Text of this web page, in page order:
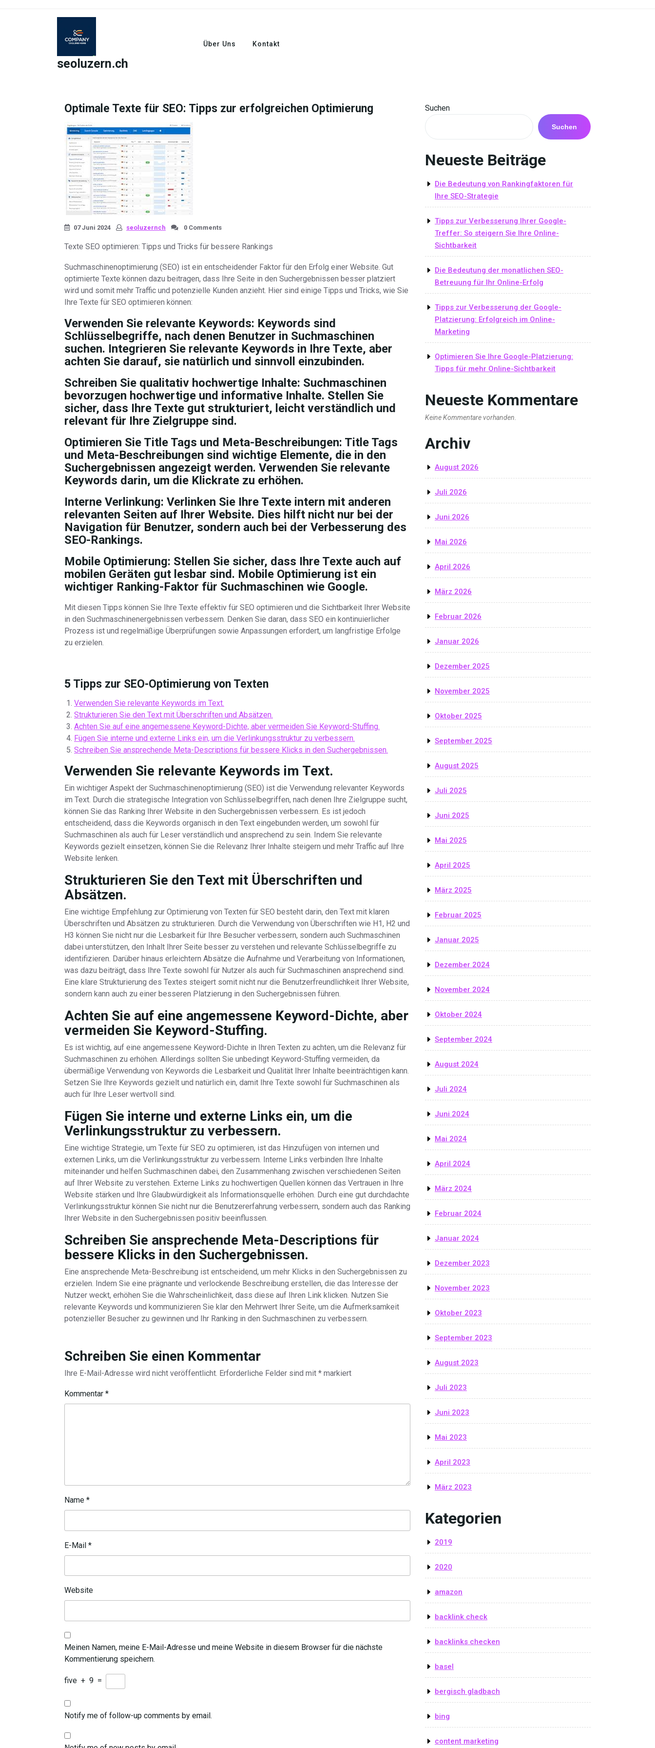
seoluzern.ch
Über Uns Kontakt
Optimale Texte für SEO: Tipps zur erfolgreichen Optimierung
07 Juni 2024 seoluzernch 0 Comments
Texte SEO optimieren: Tipps und Tricks für bessere Rankings
Suchmaschinenoptimierung (SEO) ist ein entscheidender Faktor für den Erfolg einer Website. Gut
optimierte Texte können dazu beitragen, dass Ihre Seite in den Suchergebnissen besser platziert
wird und somit mehr Traffic und potenzielle Kunden anzieht. Hier sind einige Tipps und Tricks, wie Sie
Ihre Texte für SEO optimieren können:
Verwenden Sie relevante Keywords: Keywords sind
Schlüsselbegriffe, nach denen Benutzer in Suchmaschinen
suchen. Integrieren Sie relevante Keywords in Ihre Texte, aber
achten Sie darauf, sie natürlich und sinnvoll einzubinden.
Schreiben Sie qualitativ hochwertige Inhalte: Suchmaschinen
bevorzugen hochwertige und informative Inhalte. Stellen Sie
sicher, dass Ihre Texte gut strukturiert, leicht verständlich und
relevant für Ihre Zielgruppe sind.
Optimieren Sie Title Tags und Meta-Beschreibungen: Title Tags
und Meta-Beschreibungen sind wichtige Elemente, die in den
Suchergebnissen angezeigt werden. Verwenden Sie relevante
Keywords darin, um die Klickrate zu erhöhen.
Interne Verlinkung: Verlinken Sie Ihre Texte intern mit anderen
relevanten Seiten auf Ihrer Website. Dies hilft nicht nur bei der
Navigation für Benutzer, sondern auch bei der Verbesserung des
SEO-Rankings.
Mobile Optimierung: Stellen Sie sicher, dass Ihre Texte auch auf
mobilen Geräten gut lesbar sind. Mobile Optimierung ist ein
wichtiger Ranking-Faktor für Suchmaschinen wie Google.
Mit diesen Tipps können Sie Ihre Texte effektiv für SEO optimieren und die Sichtbarkeit Ihrer Website
in den Suchmaschinenergebnissen verbessern. Denken Sie daran, dass SEO ein kontinuierlicher
Prozess ist und regelmäßige Überprüfungen sowie Anpassungen erfordert, um langfristige Erfolge
zu erzielen.
5 Tipps zur SEO-Optimierung von Texten
Verwenden Sie relevante Keywords im Text.
Strukturieren Sie den Text mit Überschriften und Absätzen.
Achten Sie auf eine angemessene Keyword-Dichte, aber vermeiden Sie Keyword-Stuffing.
Fügen Sie interne und externe Links ein, um die Verlinkungsstruktur zu verbessern.
Schreiben Sie ansprechende Meta-Descriptions für bessere Klicks in den Suchergebnissen.
Verwenden Sie relevante Keywords im Text.
Ein wichtiger Aspekt der Suchmaschinenoptimierung (SEO) ist die Verwendung relevanter Keywords
im Text. Durch die strategische Integration von Schlüsselbegriffen, nach denen Ihre Zielgruppe sucht,
können Sie das Ranking Ihrer Website in den Suchergebnissen verbessern. Es ist jedoch
entscheidend, dass die Keywords organisch in den Text eingebunden werden, um sowohl für
Suchmaschinen als auch für Leser verständlich und ansprechend zu sein. Indem Sie relevante
Keywords gezielt einsetzen, können Sie die Relevanz Ihrer Inhalte steigern und mehr Traffic auf Ihre
Website lenken.
Strukturieren Sie den Text mit Überschriften und
Absätzen.
Eine wichtige Empfehlung zur Optimierung von Texten für SEO besteht darin, den Text mit klaren
Überschriften und Absätzen zu strukturieren. Durch die Verwendung von Überschriften wie H1, H2 und
H3 können Sie nicht nur die Lesbarkeit für Ihre Besucher verbessern, sondern auch Suchmaschinen
dabei unterstützen, den Inhalt Ihrer Seite besser zu verstehen und relevante Schlüsselbegriffe zu
identifizieren. Darüber hinaus erleichtern Absätze die Aufnahme und Verarbeitung von Informationen,
was dazu beiträgt, dass Ihre Texte sowohl für Nutzer als auch für Suchmaschinen ansprechend sind.
Eine klare Strukturierung des Textes steigert somit nicht nur die Benutzerfreundlichkeit Ihrer Website,
sondern kann auch zu einer besseren Platzierung in den Suchergebnissen führen.
Achten Sie auf eine angemessene Keyword-Dichte, aber
vermeiden Sie Keyword-Stuffing.
Es ist wichtig, auf eine angemessene Keyword-Dichte in Ihren Texten zu achten, um die Relevanz für
Suchmaschinen zu erhöhen. Allerdings sollten Sie unbedingt Keyword-Stuffing vermeiden, da
übermäßige Verwendung von Keywords die Lesbarkeit und Qualität Ihrer Inhalte beeinträchtigen kann.
Setzen Sie Ihre Keywords gezielt und natürlich ein, damit Ihre Texte sowohl für Suchmaschinen als
auch für Ihre Leser wertvoll sind.
Fügen Sie interne und externe Links ein, um die
Verlinkungsstruktur zu verbessern.
Eine wichtige Strategie, um Texte für SEO zu optimieren, ist das Hinzufügen von internen und
externen Links, um die Verlinkungsstruktur zu verbessern. Interne Links verbinden Ihre Inhalte
miteinander und helfen Suchmaschinen dabei, den Zusammenhang zwischen verschiedenen Seiten
auf Ihrer Website zu verstehen. Externe Links zu hochwertigen Quellen können das Vertrauen in Ihre
Website stärken und Ihre Glaubwürdigkeit als Informationsquelle erhöhen. Durch eine gut durchdachte
Verlinkungsstruktur können Sie nicht nur die Benutzererfahrung verbessern, sondern auch das Ranking
Ihrer Website in den Suchergebnissen positiv beeinflussen.
Schreiben Sie ansprechende Meta-Descriptions für
bessere Klicks in den Suchergebnissen.
Eine ansprechende Meta-Beschreibung ist entscheidend, um mehr Klicks in den Suchergebnissen zu
erzielen. Indem Sie eine prägnante und verlockende Beschreibung erstellen, die das Interesse der
Nutzer weckt, erhöhen Sie die Wahrscheinlichkeit, dass diese auf Ihren Link klicken. Nutzen Sie
relevante Keywords und kommunizieren Sie klar den Mehrwert Ihrer Seite, um die Aufmerksamkeit
potenzieller Besucher zu gewinnen und Ihr Ranking in den Suchmaschinen zu verbessern.
Schreiben Sie einen Kommentar
Ihre E-Mail-Adresse wird nicht veröffentlicht. Erforderliche Felder sind mit * markiert
Kommentar *
Name *
E-Mail *
Website
Meinen Namen, meine E-Mail-Adresse und meine Website in diesem Browser für die nächste
Kommentierung speichern.
five + 9 =
Notify me of follow-up comments by email.
Suchen
Suchen
Neueste Beiträge
Die Bedeutung von Rankingfaktoren für
Ihre SEO-Strategie
Tipps zur Verbesserung Ihrer Google-
Treffer: So steigern Sie Ihre Online-
Sichtbarkeit
Die Bedeutung der monatlichen SEO-
Betreuung für Ihr Online-Erfolg
Tipps zur Verbesserung der Google-
Platzierung: Erfolgreich im Online-
Marketing
Optimieren Sie Ihre Google-Platzierung:
Tipps für mehr Online-Sichtbarkeit
Neueste Kommentare
Keine Kommentare vorhanden.
Archiv
August 2026
Juli 2026
Juni 2026
Mai 2026
April 2026
März 2026
Februar 2026
Januar 2026
Dezember 2025
November 2025
Oktober 2025
September 2025
August 2025
Juli 2025
Juni 2025
Mai 2025
April 2025
März 2025
Februar 2025
Januar 2025
Dezember 2024
November 2024
Oktober 2024
September 2024
August 2024
Juli 2024
Juni 2024
Mai 2024
April 2024
März 2024
Februar 2024
Januar 2024
Dezember 2023
November 2023
Oktober 2023
September 2023
August 2023
Juli 2023
Juni 2023
Mai 2023
April 2023
März 2023
Kategorien
2019
2020
amazon
backlink check
backlinks checken
basel
bergisch gladbach
bing
content marketing